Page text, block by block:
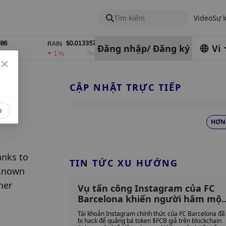
Tìm kiếm VideoSự
$0.01335723
1%
LEO
0%
Đăng nhập/ Đăng ký Vi
to
CẬP NHẬT TRỰC TIẾP
HƠN
TIN TỨC XU HƯỚNG
Vụ tấn công Instagram của FC
Barcelona khiến người hâm mộ
hiểu lầm, khiến tin tặc kiếm
được 26.000 đô la từ đồng
Tài khoản Instagram chính thức của FC Barcelona đã
bị hack để quảng bá token $FCB giả trên blockchain